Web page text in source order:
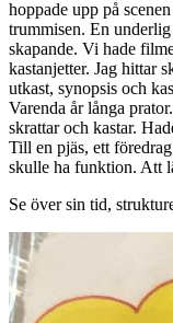
hoppade upp på
trummisen. En
skapande. Vi hade
kastanjetter. Jag hittar
utkast, synopsis och
Varenda år långa
skrattar och kastar.
Till en pjäs, ett
skulle ha funktion. Att
Se över sin tid,